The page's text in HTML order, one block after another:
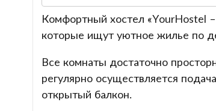
Комфортный хостел «YourHostel
которые ищут уютное жилье по
Все комнаты достаточно
регулярно осуществляется
открытый балкон.